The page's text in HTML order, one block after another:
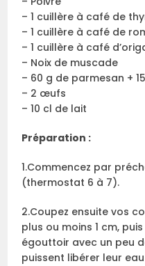
– 1 cuillère à café de
– 1 cuillère à café de
– 1 cuillère à café
– Noix de muscade
– 60 g de parmesan +
– 2 œufs
– 10 cl de lait
Préparation :
1.Commencez par
(thermostat 6 à 7).
2.Coupez ensuite vos
plus ou moins 1 cm,
égouttoir avec un peu
puissent libérer leur